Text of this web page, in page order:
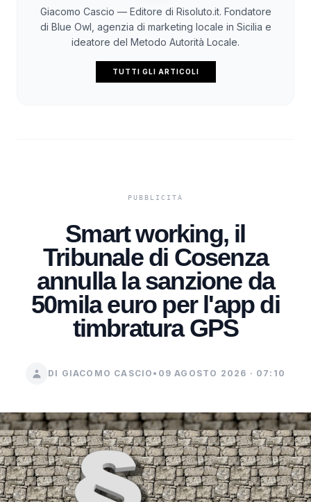
Giacomo Cascio — Editore di Risoluto.it. Fondatore
di Blue Owl, agenzia di marketing locale in Sicilia e
ideatore del Metodo Autorità Locale.
TUTTI GLI ARTICOLI
Smart working, il
Tribunale di Cosenza
annulla la sanzione da
50mila euro per l'app di
timbratura GPS
DI GIACOMO CASCIO • 09 AGOSTO 2026 · 07:10